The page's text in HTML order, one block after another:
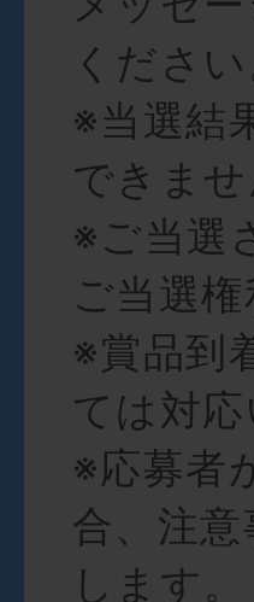
ください
※当選結
できま
※ご当選
ご当選
※賞品到
ては対
※応募者
合、注
します。